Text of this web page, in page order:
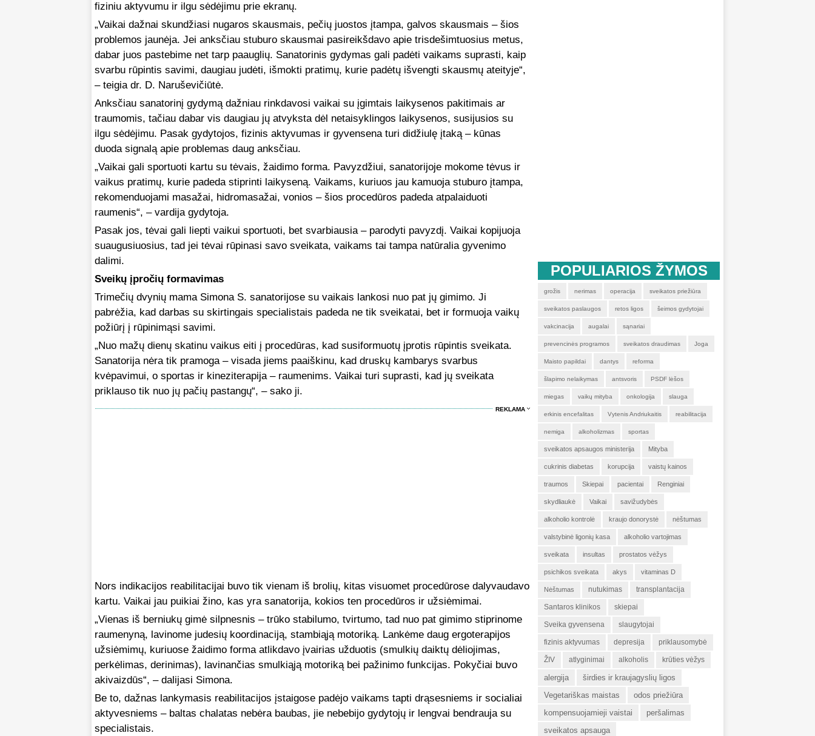
fiziniu aktyvumu ir ilgu sėdėjimu prie ekranų.
„Vaikai dažnai skundžiasi nugaros skausmais, pečių juostos įtampa, galvos skausmais – šios
problemos jaunėja. Jei anksčiau stuburo skausmai pasireikšdavo apie trisdešimtuosius metus,
dabar juos pastebime net tarp paauglių. Sanatorinis gydymas gali padėti vaikams suprasti, kaip
svarbu rūpintis savimi, daugiau judėti, išmokti pratimų, kurie padėtų išvengti skausmų ateityje“,
– teigia dr. D. Naruševičiūtė.
Anksčiau sanatorinį gydymą dažniau rinkdavosi vaikai su įgimtais laikysenos pakitimais ar
traumomis, tačiau dabar vis daugiau jų atvyksta dėl netaisyklingos laikysenos, susijusios su
ilgu sėdėjimu. Pasak gydytojos, fizinis aktyvumas ir gyvensena turi didžiulę įtaką – kūnas
duoda signalą apie problemas daug anksčiau.
„Vaikai gali sportuoti kartu su tėvais, žaidimo forma. Pavyzdžiui, sanatorijoje mokome tėvus ir
vaikus pratimų, kurie padeda stiprinti laikyseną. Vaikams, kuriuos jau kamuoja stuburo įtampa,
rekomenduojami masažai, hidromasažai, vonios – šios procedūros padeda atpalaiduoti
raumenis“, – vardija gydytoja.
Pasak jos, tėvai gali liepti vaikui sportuoti, bet svarbiausia – parodyti pavyzdį. Vaikai kopijuoja
suaugusiuosius, tad jei tėvai rūpinasi savo sveikata, vaikams tai tampa natūralia gyvenimo
dalimi.
Sveikų įpročių formavimas
Trimečių dvynių mama Simona S. sanatorijose su vaikais lankosi nuo pat jų gimimo. Ji
pabrėžia, kad darbas su skirtingais specialistais padeda ne tik sveikatai, bet ir formuoja vaikų
požiūrį į rūpinimąsi savimi.
„Nuo mažų dienų skatinu vaikus eiti į procedūras, kad susiformuotų įprotis rūpintis sveikata.
Sanatorija nėra tik pramoga – visada jiems paaiškinu, kad druskų kambarys svarbus
kvėpavimui, o sportas ir kineziterapija – raumenims. Vaikai turi suprasti, kad jų sveikata
priklauso tik nuo jų pačių pastangų“, – sako ji.
REKLAMA
Nors indikacijos reabilitacijai buvo tik vienam iš brolių, kitas visuomet procedūrose dalyvaudavo
kartu. Vaikai jau puikiai žino, kas yra sanatorija, kokios ten procedūros ir užsiėmimai.
„Vienas iš berniukų gimė silpnesnis – trūko stabilumo, tvirtumo, tad nuo pat gimimo stiprinome
raumenyną, lavinome judesių koordinaciją, stambiąją motoriką. Lankėme daug ergoterapijos
užsiėmimų, kuriuose žaidimo forma atlikdavo įvairias užduotis (smulkių daiktų dėliojimas,
perkėlimas, derinimas), lavinančias smulkiąją motoriką bei pažinimo funkcijas. Pokyčiai buvo
akivaizdūs“, – dalijasi Simona.
Be to, dažnas lankymasis reabilitacijos įstaigose padėjo vaikams tapti drąsesniems ir socialiai
aktyvesniems – baltas chalatas nebėra baubas, jie nebebijo gydytojų ir lengvai bendrauja su
specialistais.
POPULIARIOS ŽYMOS
grožis nerimas operacija sveikatos priežiūra
sveikatos paslaugos retos ligos šeimos gydytojai
vakcinacija augalai sąnariai
prevencinės programos sveikatos draudimas Joga
Maisto papildai dantys reforma
šlapimo nelaikymas antsvoris PSDF lėšos
miegas vaikų mityba onkologija slauga
erkinis encefalitas Vytenis Andriukaitis reabilitacija
nemiga alkoholizmas sportas
sveikatos apsaugos ministerija Mityba
cukrinis diabetas korupcija vaistų kainos
traumos Skiepai pacientai Renginiai
skydliaukė Vaikai savižudybės
alkoholio kontrolė kraujo donorystė nėštumas
valstybinė ligonių kasa alkoholio vartojimas
sveikata insultas prostatos vėžys
psichikos sveikata akys vitaminas D
Nėštumas nutukimas transplantacija
Santaros klinikos skiepai
Sveika gyvensena slaugytojai
fizinis aktyvumas depresija priklausomybė
ŽIV atlyginimai alkoholis krūties vėžys
alergija
širdies ir kraujagyslių ligos
Vegetariškas maistas
odos priežiūra
kompensuojamieji vaistai
peršalimas
sveikatos apsauga